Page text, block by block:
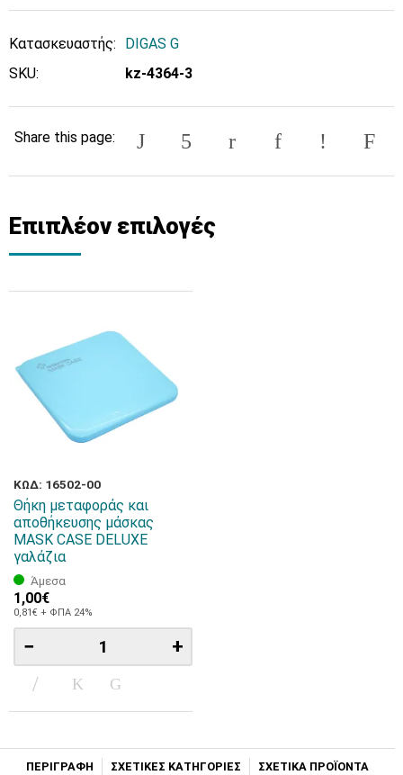
Κατασκευαστής:
DIGAS G
SKU:
kz-4364-3
Share this page:
Επιπλέον επιλογές
ΚΩΔ: 16502-00
Θήκη μεταφοράς και
αποθήκευσης μάσκας
MASK CASE DELUXE
γαλάζια
Άμεσα
1,00€
0,81€ + ΦΠΑ 24%
− +
ΠΕΡΙΓΡΑΦΗ ΣΧΕΤΙΚΕΣ ΚΑΤΗΓΟΡΙΕΣ ΣΧΕΤΙΚΑ ΠΡΟΪΟΝΤΑ